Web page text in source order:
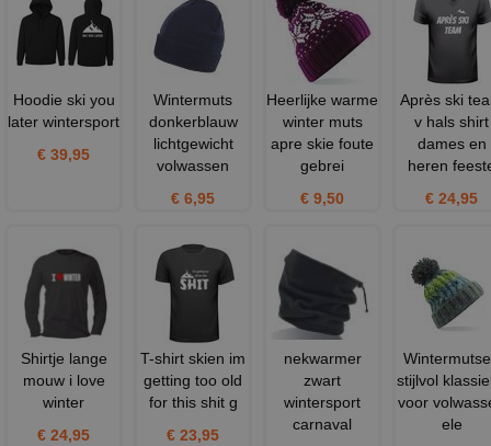
Hoodie ski you
later wintersport
€ 39,95
Wintermuts
donkerblauw
lichtgewicht
volwassen
€ 6,95
Heerlijke warme
winter muts
apre skie foute
gebrei
€ 9,50
Après ski
v hals shirt
dames en
heren
€ 24,95
Shirtje lange
mouw i love
winter
€ 24,95
T-shirt skien im
getting too old
for this shit g
€ 23,95
nekwarmer
zwart
wintersport
carnaval
stijlvol
voor
ele